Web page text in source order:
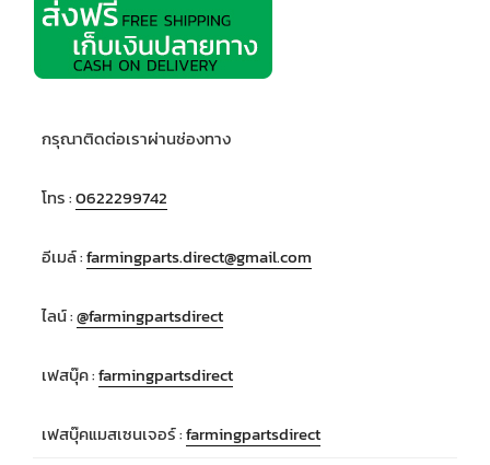
กรุณาติดต่อเราผ่านช่องทาง
โทร :0622299742
อีเมล์ :farmingparts.direct@gmail.com
ไลน์ :@farmingpartsdirect
เฟสบุ๊ค :farmingpartsdirect
เฟสบุ๊คแมสเซนเจอร์ :farmingpartsdirect